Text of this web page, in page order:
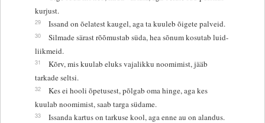
kurjust.
29 Issand on õelatest kaugel, aga ta kuuleb õigete palveid.
30
Silmade särast rõõmustab süda, hea sõnum kosutab luid-
liikmeid.
31
Kõrv, mis kuulab eluks vajalikku noomimist, jääb
tarkade seltsi.
32
Kes ei hooli õpetusest, põlgab oma hinge, aga kes
kuulab noomimist, saab targa südame.
33 Issanda kartus on tarkuse kool, aga enne au on alandus.